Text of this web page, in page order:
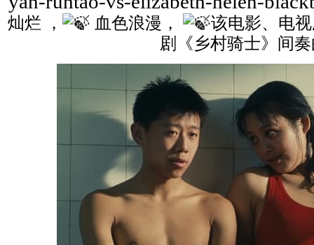
灿烂 ， 血色浪漫，
该电影、电
剧《乡村骑士》间